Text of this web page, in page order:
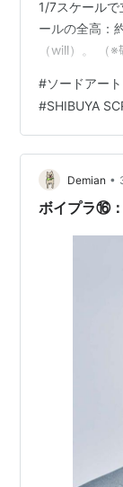
1/7スケール
ールの全高：
（will）。 （
SHIBUYA
定です♪ 【
花嫁ver.』1/7
KDcolle『ユ
#ソードアー
#SHIBUYA
Demian •
ボイプラ⑯